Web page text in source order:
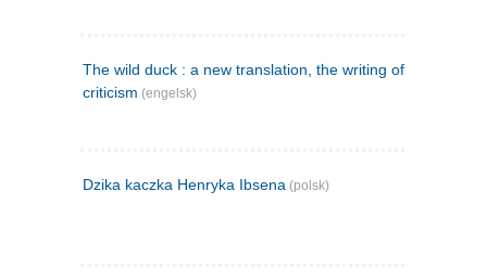
The wild duck : a new translation, the writing of the play,
criticism (engelsk)
Dzika kaczka Henryka Ibsena (polsk)